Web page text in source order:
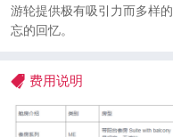
游轮提供极有吸引力而多样
忘的回忆。
费用说明